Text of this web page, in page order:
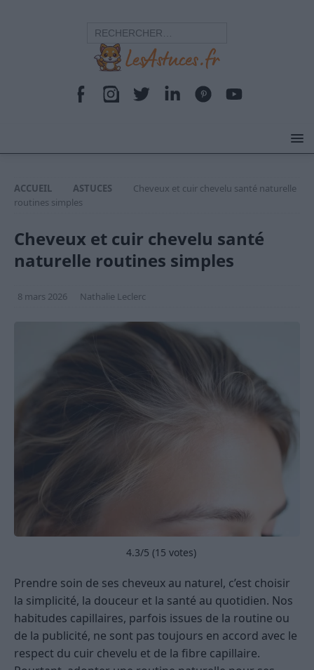
ACCUEIL ASTUCES
Cheveux et cuir chevelu santé naturelle
routines simples
Cheveux et cuir chevelu santé
naturelle routines simples
8 mars 2026 Nathalie Leclerc
4.3/5 (15 votes)
Prendre soin de ses cheveux au naturel, c’est choisir
la simplicité, la douceur et la santé au quotidien. Nos
habitudes capillaires, parfois issues de la routine ou
de la publicité, ne sont pas toujours en accord avec le
respect du cuir chevelu et de la fibre capillaire.